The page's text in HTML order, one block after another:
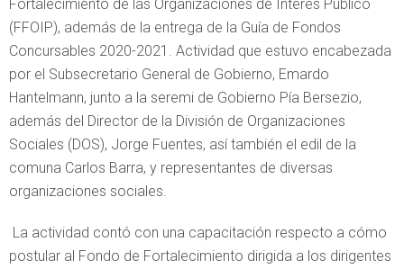
Fortalecimiento de las Organizaciones de Interés Público
(FFOIP), además de la entrega de la Guía de Fondos
Concursables 2020-2021. Actividad que estuvo encabezada
por el Subsecretario General de Gobierno, Emardo
Hantelmann, junto a la seremi de Gobierno Pía Bersezio,
además del Director de la División de Organizaciones
Sociales (DOS), Jorge Fuentes, así también el edil de la
comuna Carlos Barra, y representantes de diversas
organizaciones sociales.
La actividad contó con una capacitación respecto a cómo
postular al Fondo de Fortalecimiento dirigida a los dirigentes